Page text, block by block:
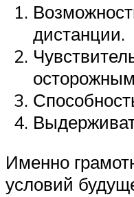
дистанции.
Именно
условий